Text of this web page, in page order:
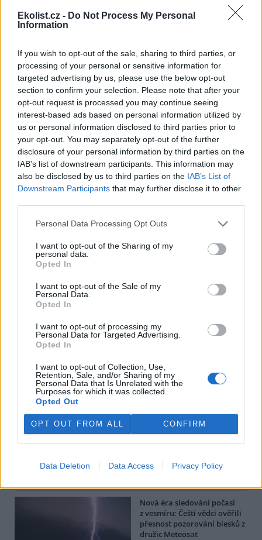
Ekolist.cz - Do Not Process My Personal
Information
If you wish to opt-out of the sale, sharing to third parties, or
processing of your personal or sensitive information for
targeted advertising by us, please use the below opt-out
section to confirm your selection. Please note that after your
opt-out request is processed you may continue seeing
interest-based ads based on personal information utilized by
us or personal information disclosed to third parties prior to
your opt-out. You may separately opt-out of the further
disclosure of your personal information by third parties on the
IAB’s list of downstream participants. This information may
also be disclosed by us to third parties on the IAB’s List of
Downstream Participants that may further disclose it to other
Personal Data Processing Opt Outs
I want to opt-out of the Sharing of my
personal data.
Opted In
I want to opt-out of the Sale of my
Personal Data.
Opted In
I want to opt-out of processing my
Personal Data for Targeted Advertising.
Opted In
I want to opt-out of Collection, Use,
Retention, Sale, and/or Sharing of my
Personal Data that Is Unrelated with the
Purposes for which it was collected.
Opted Out
OPT OUT FROM ALL CONFIRM
Data Deletion Data Access Privacy Policy
reklama
tisknout poslat
BEZK využívá agenturní zpravodajství ČTK, která si vyhrazuje
je výslovně zakázáno bez předchozího písemného souhlasu ze
strany ČTK.
Dále čtěte |
Vědci testují nový způsob
bakteriemi pomocí virů
věnoval muzeu obsáhlou
sbírku savců z Papuy
Nová éra sledování počasí
z vesmíru: Čeští vědci ověřili
přesnost pozorování blesků z
družic Meteosat